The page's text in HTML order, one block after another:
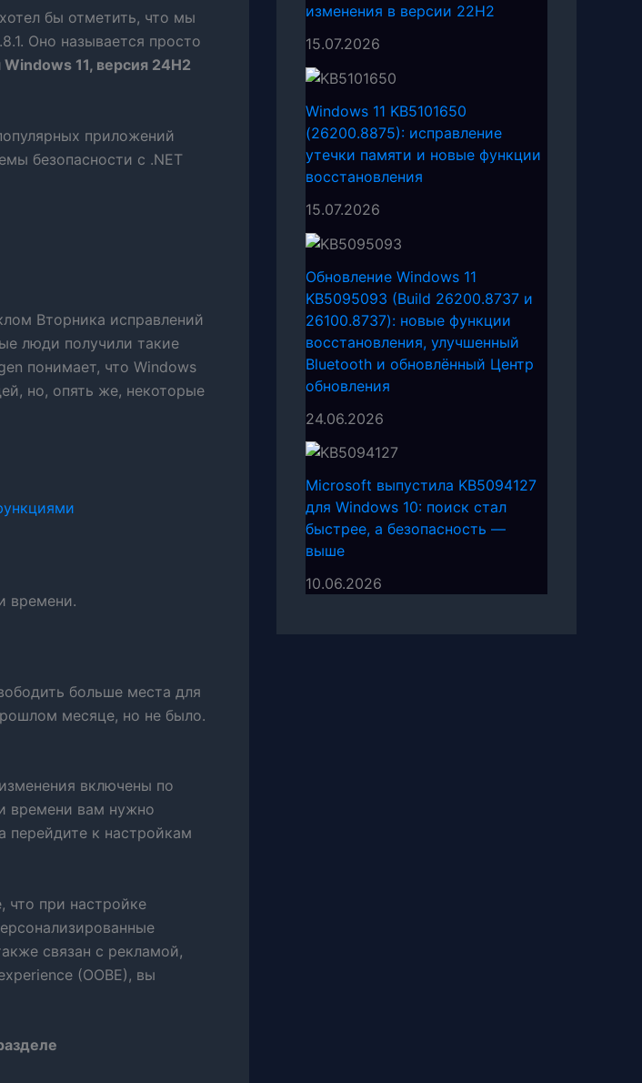
бы отметить, что мы
Оно называется просто
11, версия 24H2
приложений
безопасности с .NET
Вторника исправлений
люди получили такие
понимает, что Windows
но, опять же, некоторые
времени.
больше места для
месяце, но не было.
включены по
времени вам нужно
перейдите к настройкам
что при настройке
связан с рекламой,
(OOBE), вы
изменения в версии 22H2
15.07.2026
Windows 11 KB5101650
(26200.8875): исправление
утечки памяти и новые функции
восстановления
15.07.2026
Обновление Windows 11
KB5095093 (Build 26200.8737 и
26100.8737): новые функции
восстановления, улучшенный
Bluetooth и обновлённый Центр
обновления
24.06.2026
Microsoft выпустила KB5094127
для Windows 10: поиск стал
быстрее, а безопасность —
выше
10.06.2026